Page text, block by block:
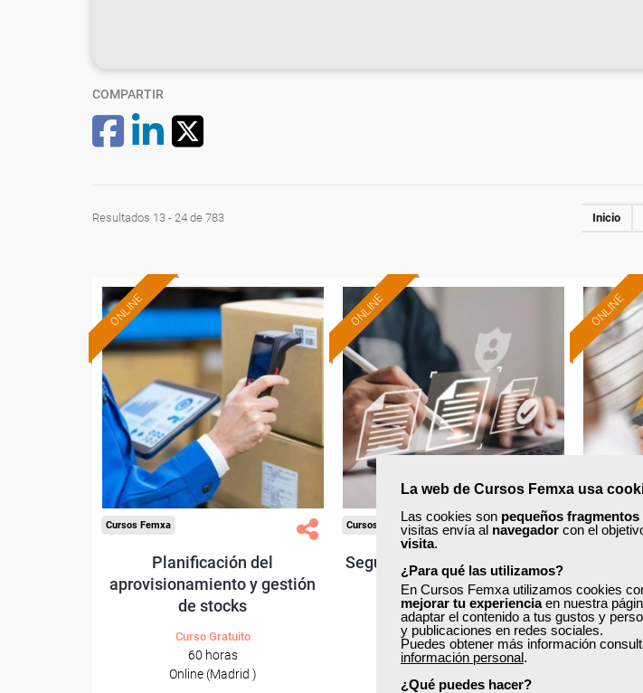
La web de Cursos Femxa usa
Las cookies son pequeños fragmentos
visitas envía al navegador con el
visita.
¿Para qué las utilizamos?
En Cursos Femxa utilizamos cookies
mejorar tu experienciaen nuestra
adaptar el contenido a tus gustos y
y publicaciones en redes sociales.
Puedes obtener más información
información personal.
¿Qué puedes hacer?
COMPARTIR
Resultados 13 - 24 de 783 Inicio
ONLINE
Formación 100%
subvencionada.
Para desempleados,
trabajadores y autónomos
de Madrid.
Para todos los sectores.
Cursos Femxa
Planificación del
aprovisionamiento y gestión
de stocks
Curso Gratuito
60 horas
Online (Madrid )
ONLINE
Formación 100%
subvencionada.
Para desempleados,
trabajadores y autónomos
de Madrid.
Para todos los sectores.
Cursos Femxa
Seguridad informática y firma
digital
Curso Gratuito
50 horas
ONLINE
Cursos